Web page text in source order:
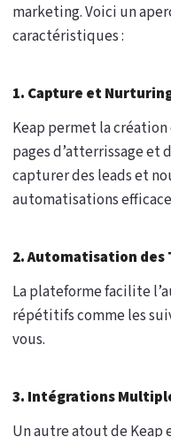
marketing. Voici un
caractéristiques :
1. Capture et
Keap permet la
pages d’atterrissage et
capturer des leads et
automatisations
2. Automatisation des
La plateforme facilite
répétitifs comme les
vous.
3. Intégrations
Un autre atout de Keap